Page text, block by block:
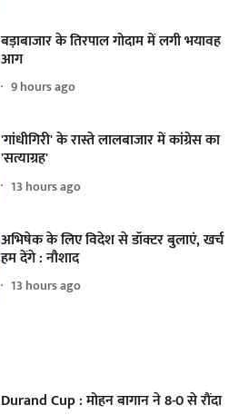
बड़ाबाजार के तिरपाल गोदाम में लगी भयावह
आग
9 hours ago
'गांधीगिरी' के रास्ते लालबाजार में कांग्रेस का
'सत्याग्रह'
13 hours ago
अभिषेक के लिए विदेश से डॉक्टर बुलाएं, खर्च
हम देंगे : नौशाद
13 hours ago
Durand Cup : मोहन बागान ने 8-0 से रौंदा